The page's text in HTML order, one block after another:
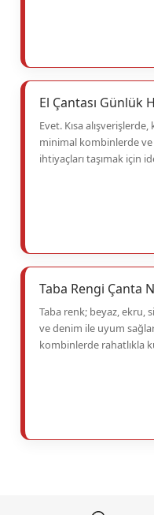
El Çantası Günlük
Evet. Kısa
minimal kombinlerde
ihtiyaçları taşımak için
Taba Rengi Çanta
Taba renk; beyaz, ekru,
ve denim ile uyum
kombinlerde rahatlıkla